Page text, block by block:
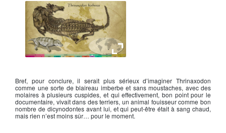
Bref, pour conclure, il serait plus sérieux d’imaginer Thrinaxodon
comme une sorte de blaireau imberbe et sans moustaches, avec des
molaires à plusieurs cuspides, et qui effectivement, bon point pour le
documentaire, vivait dans des terriers, un animal fouisseur comme bon
nombre de dicynodontes avant lui, et qui peut-être était à sang chaud,
mais rien n’est moins sûr… pour le moment.